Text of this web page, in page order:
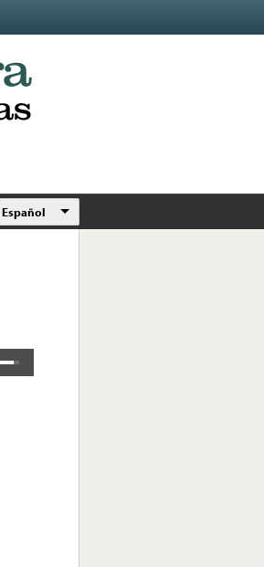
Español